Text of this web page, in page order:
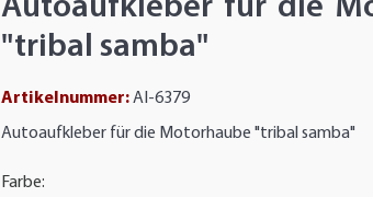
Autoaufkleber für die
"tribal samba"
Artikelnummer:AI-6379
Autoaufkleber für die Motorhaube "tribal samba"
Farbe: